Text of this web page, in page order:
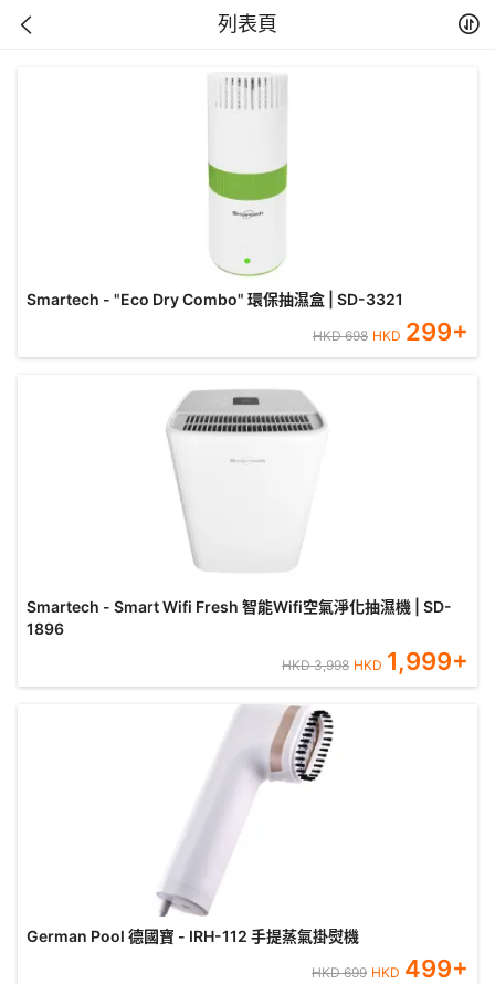
列表頁
Smartech - "Eco Dry Combo" 環保抽濕盒 | SD-3321
HKD698 HKD 299+
Smartech - Smart Wifi Fresh 智能Wifi空氣淨化抽濕機 | SD-
1896
HKD3,998 HKD 1,999+
German Pool 德國寶 - IRH-112 手提蒸氣掛熨機
HKD699 HKD 499+